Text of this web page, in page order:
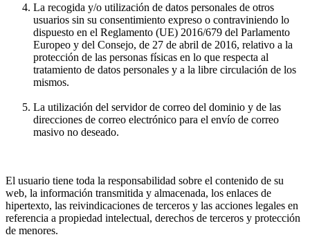
La recogida y/o utilización de datos personales de otros
usuarios sin su consentimiento expreso o contraviniendo lo
dispuesto en el Reglamento (UE) 2016/679 del Parlamento
Europeo y del Consejo, de 27 de abril de 2016, relativo a la
protección de las personas físicas en lo que respecta al
tratamiento de datos personales y a la libre circulación de los
mismos.
La utilización del servidor de correo del dominio y de las
direcciones de correo electrónico para el envío de correo
masivo no deseado.
El usuario tiene toda la responsabilidad sobre el contenido de su
web, la información transmitida y almacenada, los enlaces de
hipertexto, las reivindicaciones de terceros y las acciones legales en
referencia a propiedad intelectual, derechos de terceros y protección
de menores.